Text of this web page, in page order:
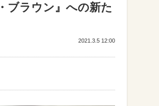
ブラウン』への新た
2021.3.5 12:00